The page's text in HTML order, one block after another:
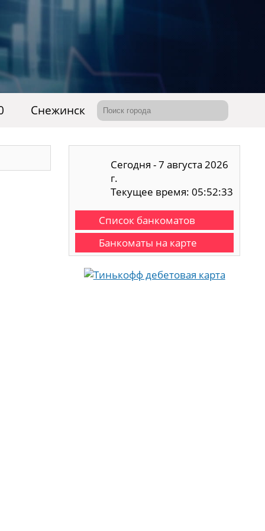
Снежинск
Сегодня - 7 августа 2026
г.
Текущее время: 05:52:34
Список банкоматов
Банкоматы на карте